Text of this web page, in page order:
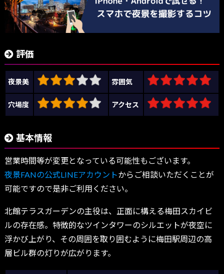
評価
夜景美 雰囲気
穴場度 アクセス
基本情報
営業時間等が変更となっている可能性もございます。
夜景FANの公式LINEアカウントからご相談いただくことが
可能ですので是非ご利用ください。
北館テラスガーデンの主役は、正面に構える梅田スカイビ
ルの存在感。特徴的なツインタワーのシルエットが夜空に
浮かび上がり、その周囲を取り囲むように梅田駅周辺の高
層ビル群の灯りが広がります。